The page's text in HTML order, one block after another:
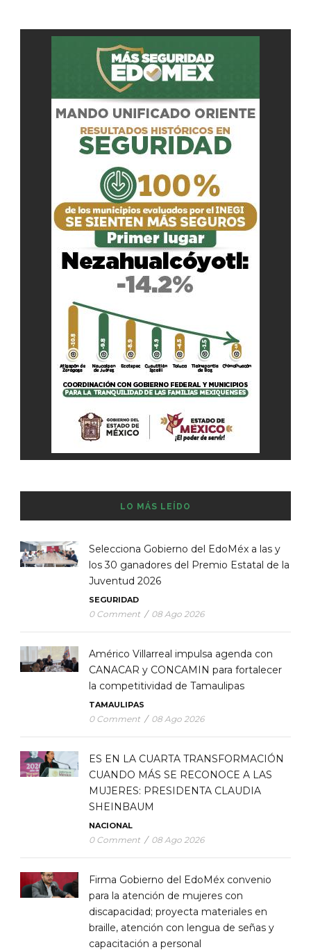
LO MÁS LEÍDO
Selecciona Gobierno del EdoMéx a las y
los 30 ganadores del Premio Estatal de la
Juventud 2026
SEGURIDAD
0 Comment / 08 Ago 2026
Américo Villarreal impulsa agenda con
CANACAR y CONCAMIN para fortalecer
la competitividad de Tamaulipas
TAMAULIPAS
0 Comment / 08 Ago 2026
ES EN LA CUARTA TRANSFORMACIÓN
CUANDO MÁS SE RECONOCE A LAS
MUJERES: PRESIDENTA CLAUDIA
SHEINBAUM
NACIONAL
0 Comment / 08 Ago 2026
Firma Gobierno del EdoMéx convenio
para la atención de mujeres con
discapacidad; proyecta materiales en
braille, atención con lengua de señas y
capacitación a personal